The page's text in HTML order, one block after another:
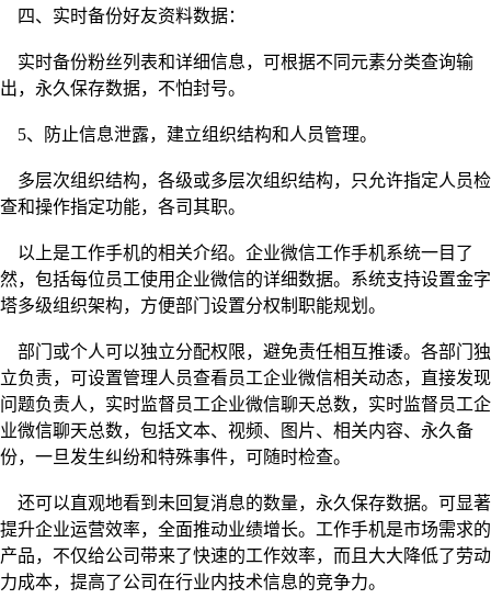
四、实时备份好友资料数据：
实时备份粉丝列表和详细信息，可根据不同元素分类查询输
出，永久保存数据，不怕封号。
5、防止信息泄露，建立组织结构和人员管理。
多层次组织结构，各级或多层次组织结构，只允许指定人员检
查和操作指定功能，各司其职。
以上是工作手机的相关介绍。企业微信工作手机系统一目了
然，包括每位员工使用企业微信的详细数据。系统支持设置金字
塔多级组织架构，方便部门设置分权制职能规划。
部门或个人可以独立分配权限，避免责任相互推诿。各部门独
立负责，可设置管理人员查看员工企业微信相关动态，直接发现
问题负责人，实时监督员工企业微信聊天总数，实时监督员工企
业微信聊天总数，包括文本、视频、图片、相关内容、永久备
份，一旦发生纠纷和特殊事件，可随时检查。
还可以直观地看到未回复消息的数量，永久保存数据。可显著
提升企业运营效率，全面推动业绩增长。工作手机是市场需求的
产品，不仅给公司带来了快速的工作效率，而且大大降低了劳动
力成本，提高了公司在行业内技术信息的竞争力。